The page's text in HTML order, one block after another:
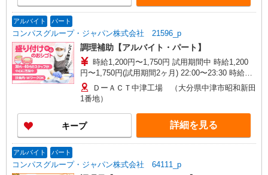
アルバイト パート
コンパスグループ・ジャパン株式会社 21596_p
調理補助【アルバイト・パート】
時給1,200円〜1,750円 試用期間中 時給1,200
円〜1,750円(試用期間2ヶ月) 22:00〜23:30 時給
1,750円以上 残業が発生した場合、残業代を1分単
位で別途支給します。
ＤーＡＣＴ中津工場 （大分県中津市昭和新田
1番地）
キープ 詳細を見る
アルバイト パート
コンパスグループ・ジャパン株式会社 64111_p